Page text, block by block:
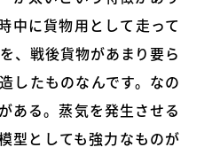
中に貨物用として走って
、戦後貨物があまり要ら
したものなんです。なの
ある。蒸気を発生させる
型としても強力なものが